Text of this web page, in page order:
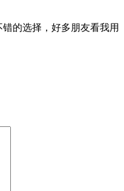
的选择，好多朋友看我用